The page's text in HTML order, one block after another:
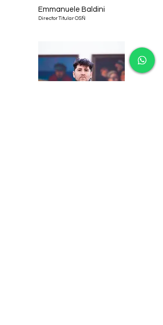
Emmanuele Baldini
Director Titular OSÑ